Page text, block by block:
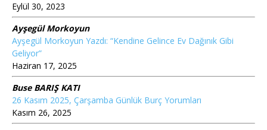
Eylül 30, 2023
Ayşegül Morkoyun
Ayşegül Morkoyun Yazdı: “Kendine Gelince Ev Dağınık Gibi
Geliyor”
Haziran 17, 2025
Buse BARIŞ KATI
26 Kasım 2025, Çarşamba Günlük Burç Yorumları
Kasım 26, 2025